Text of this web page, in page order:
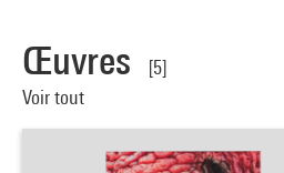
Œuvres
[5]
Voir tout